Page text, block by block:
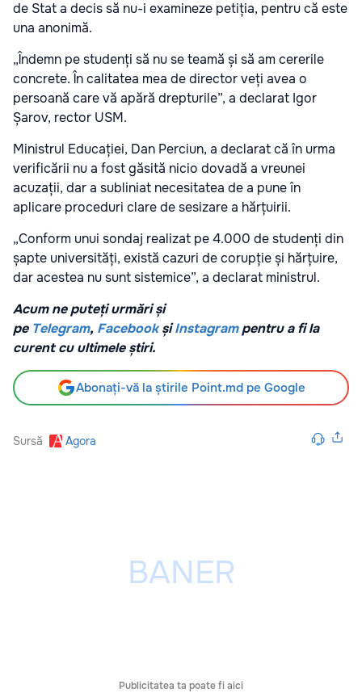
de Stat a decis să nu-i examineze petiția, pentru că este
una anonimă.
„Îndemn pe studenți să nu se teamă și să am cererile
concrete. În calitatea mea de director veți avea o
persoană care vă apără drepturile”, a declarat Igor
Șarov, rector USM.
Ministrul Educației, Dan Perciun, a declarat că în urma
verificării nu a fost găsită nicio dovadă a vreunei
acuzații, dar a subliniat necesitatea de a pune în
aplicare proceduri clare de sesizare a hărțuirii.
„Conform unui sondaj realizat pe 4.000 de studenți din
șapte universități, există cazuri de corupție și hărțuire,
dar acestea nu sunt sistemice”, a declarat ministrul.
Acum ne puteți urmări și
pe Telegram, FacebookșiInstagrampentru a fi la
curent cu ultimele știri.
Abonați-vă la știrile Point.md pe Google
Sursă Agora
Publicitatea ta poate fi aici